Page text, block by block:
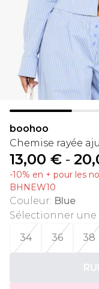
boohoo
Chemise rayée
13,00 € -
-10% en + pour les
BHNEW10
Couleur: Blue
Sélectionner
34
36 38